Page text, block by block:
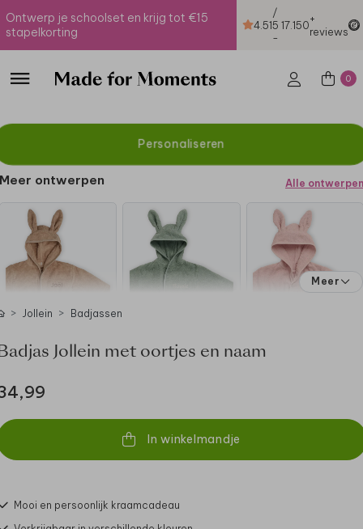
Ontwerp je schoolset en krijg tot €15
stapelkorting
4.51
/
5
-
17.150+
reviews
0
Personaliseren
Meer ontwerpen Alle ontwerpen
Meer
Jollein Badjassen
Jollein met oortjes en naam
In winkelmandje
Mooi en persoonlijk kraamcadeau